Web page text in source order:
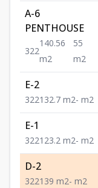
A-6
PENTHOUSE
322
140.56
m2
55
m2
E-2
322132.7 m2- m2
E-1
322123.2 m2- m2
D-2
322139 m2- m2